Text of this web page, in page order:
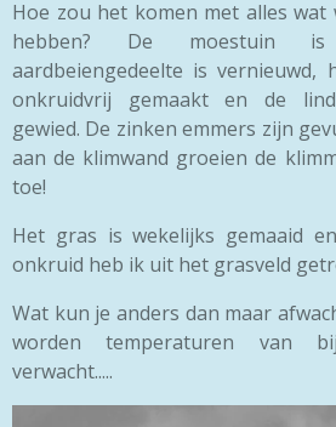
Hoe zou het komen met alles
hebben? De moestuin
aardbeiengedeelte is vernieuwd,
onkruidvrij gemaakt en de
gewied. De zinken emmers zijn
aan de klimwand groeien de
toe!
Het gras is wekelijks gemaaid
onkruid heb ik uit het grasveld
Wat kun je anders dan maar
worden temperaturen van
verwacht.....